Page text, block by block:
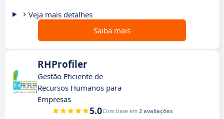
Veja mais detalhes
Saiba mais
RHProfiler
Gestão Eficiente de
Recursos Humanos para
Empresas
5.0Com base em 2 avaliações